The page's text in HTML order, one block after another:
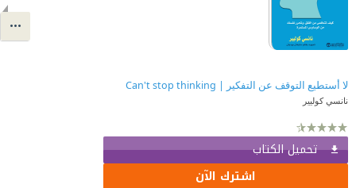
لا أستطيع التوقف عن التفكير | Can't stop thinking
نانسي كوليير
تحميل الكتاب
اشترك الآن